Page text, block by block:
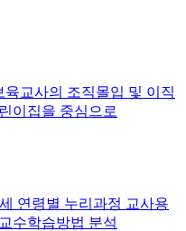
교사의 조직몰입 및 이직
이집을 중심으로
연령별 누리과정 교사용
수학습방법 분석